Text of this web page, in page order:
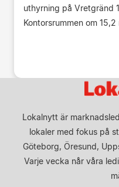
uthyrning på Vretgränd
Kontorsrummen om
Lokalnytt är
lokaler med fokus på
Göteborg, Öresund,
Varje vecka når våra